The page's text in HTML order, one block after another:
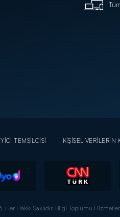
TEMSİLCİSİ KİŞİSEL VERİLERİN
Hakkı Saklıdır. Bilgi Toplumu